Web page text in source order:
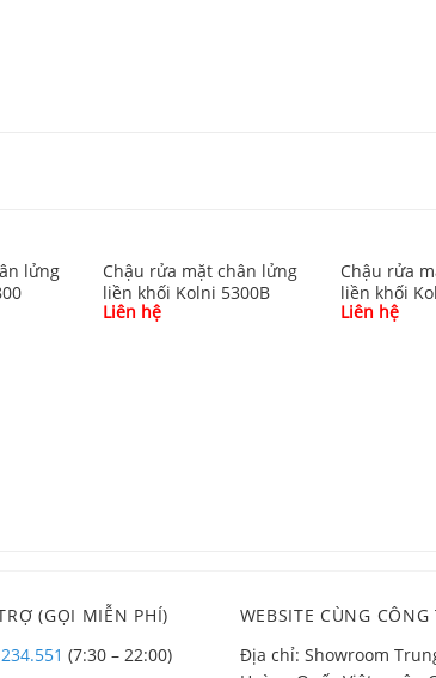
lửng
Chậu rửa mặt chân lửng
liền khối Kolni 5300B
Liên hệ
Chậu rửa
liền khối
Liên hệ
(GỌI MIỄN PHÍ)
(7:30 – 22:00)
WEBSITE CÙNG CÔNG
Địa chỉ: Showroom